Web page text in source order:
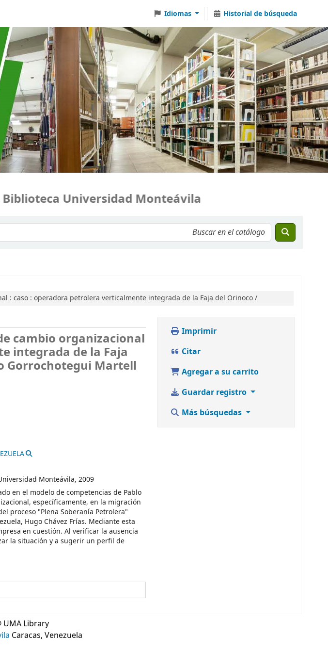
Idiomas Historial de búsqueda
Universidad Monteávila
: caso : operadora petrolera verticalmente integrada de la Faja del Orinoco /
cambio organizacional
integrada de la Faja
Gorrochotegui Martell
Monteávila, 2009
en el modelo de competencias de Pablo
específicamente, en la migración
proceso "Plena Soberanía Petrolera"
Hugo Chávez Frías. Mediante esta
en cuestión. Al verificar la ausencia
la situación y a sugerir un perfil de
Imprimir
Citar
Agregar a su carrito
Guardar registro
Más búsquedas
UMA Library
Caracas, Venezuela